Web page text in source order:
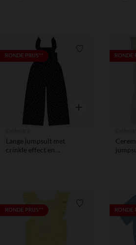
RONDE PRIJS** Verlanglijstje.
Snel overzicht
Lange jumpsuit met
crinkle effect en
RONDE
RONDE PRIJS** Verlanglijstje.RONDE